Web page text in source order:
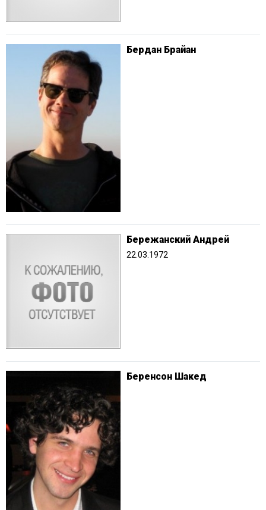
Бердан Брайан
Бережанский Андрей
22.03.1972
Беренсон Шакед